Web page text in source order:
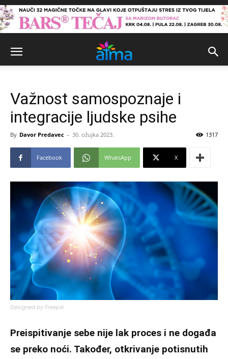
Važnost samospoznaje i
integracije ljudske psihe
By Davor Predavec - 30. ožujka 2023. 1317
Facebook WhatsApp X
Designed by Freepik
Preispitivanje sebe nije lak proces i ne događa
se preko noći. Također, otkrivanje potisnutih